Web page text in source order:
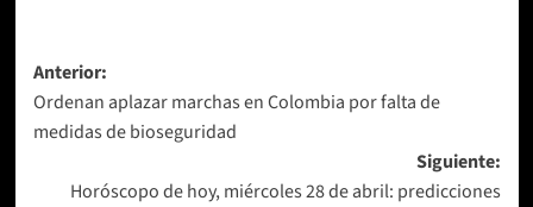
Navegación
de
entradas
Anterior:
Ordenan aplazar marchas en Colombia por falta de
medidas de bioseguridad
Siguiente:
Horóscopo de hoy, miércoles 28 de abril: predicciones